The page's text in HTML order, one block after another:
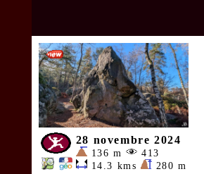
28 novembre 2024
136 m
413
14.3 kms
280 m